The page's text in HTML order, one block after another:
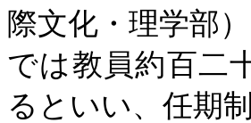
際文化・理学部）
では教員約百二
るといい、任期制